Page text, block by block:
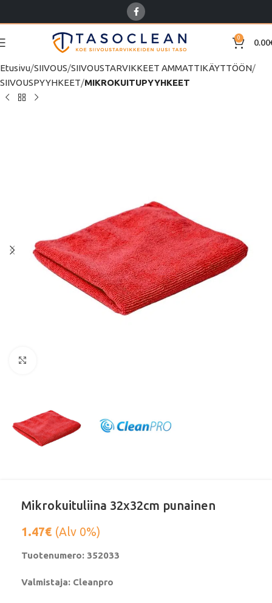
0 0.00
Etusivu SIIVOUS SIIVOUSTARVIKKEET AMMATTIKÄYTTÖÖN
SIIVOUSPYYHKEET MIKROKUITUPYYHKEET
Mikrokuituliina 32x32cm punainen
1.47€ (Alv 0%)
Tuotenumero: 352033
Valmistaja: Cleanpro